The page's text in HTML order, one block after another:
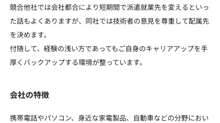
競合他社では会社都合により短期間で派遣就業先を変えるといっ
た話もよくありますが、同社では技術者の意見を尊重して配属先
を決めます。
付随して、経験の浅い方であってもご自身のキャリアアップを手
厚くバックアップする環境が整っています。
会社の特徴
携帯電話やパソコン、身近な家電製品、自動車などの分野におい